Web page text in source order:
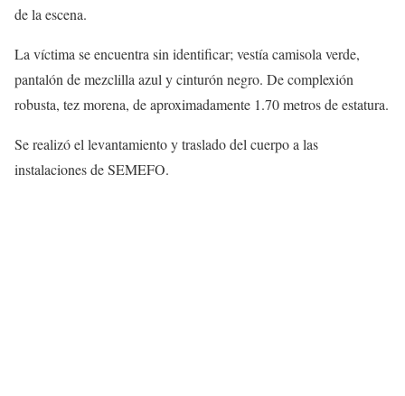
de la escena.
La víctima se encuentra sin identificar; vestía camisola verde,
pantalón de mezclilla azul y cinturón negro. De complexión
robusta, tez morena, de aproximadamente 1.70 metros de estatura.
Se realizó el levantamiento y traslado del cuerpo a las
instalaciones de SEMEFO.